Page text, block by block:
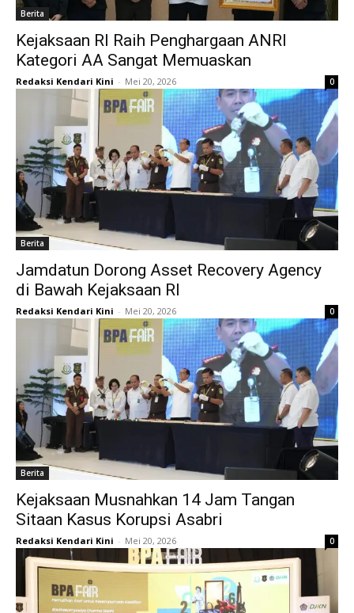
Berita
Kejaksaan RI Raih Penghargaan ANRI
Kategori AA Sangat Memuaskan
Redaksi Kendari Kini - Mei 20, 2026 0
Berita
Jamdatun Dorong Asset Recovery Agency
di Bawah Kejaksaan RI
Redaksi Kendari Kini - Mei 20, 2026 0
Berita
Kejaksaan Musnahkan 14 Jam Tangan
Sitaan Kasus Korupsi Asabri
Redaksi Kendari Kini - Mei 20, 2026 0